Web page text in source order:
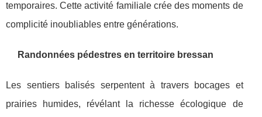
temporaires. Cette activité familiale crée des moments de
complicité inoubliables entre générations.
Randonnées pédestres en territoire bressan
Les sentiers balisés serpentent à travers bocages et
prairies humides, révélant la richesse écologique de